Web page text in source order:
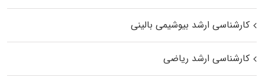
کارشناسی ارشد بیوشیمی بالینی
کارشناسی ارشد ریاضی